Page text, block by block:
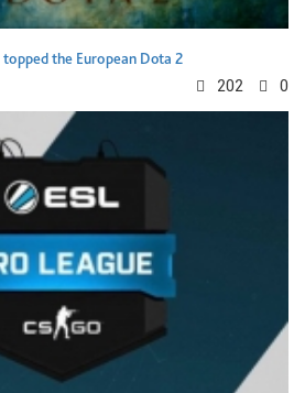
the European Dota 2
0
202